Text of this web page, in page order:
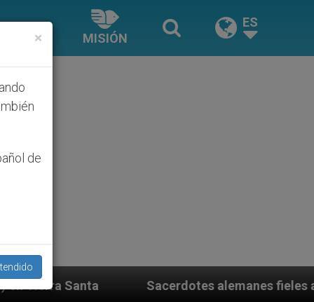
MISIÓN
ES
alemanes fieles al Papa contestan a su
×
de